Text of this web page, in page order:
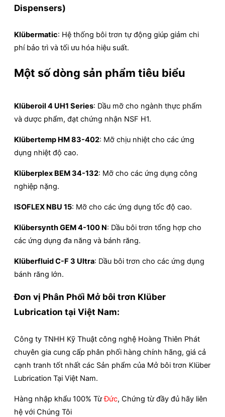
Dispensers)
Klübermatic: Hệ thống bôi trơn tự động giúp giảm chi
phí bảo trì và tối ưu hóa hiệu suất.
Một số dòng sản phẩm tiêu biểu
Klüberoil 4 UH1 Series: Dầu mỡ cho ngành thực phẩm
và dược phẩm, đạt chứng nhận NSF H1.
Klübertemp HM 83-402: Mỡ chịu nhiệt cho các ứng
dụng nhiệt độ cao.
Klüberplex BEM 34-132: Mỡ cho các ứng dụng công
nghiệp nặng.
ISOFLEX NBU 15: Mỡ cho các ứng dụng tốc độ cao.
Klübersynth GEM 4-100 N: Dầu bôi trơn tổng hợp cho
các ứng dụng đa năng và bánh răng.
Klüberfluid C-F 3 Ultra: Dầu bôi trơn cho các ứng dụng
bánh răng lớn.
Đơn vị Phân Phối Mở bôi trơn Klüber
Lubrication tại Việt Nam:
Công ty TNHH Kỹ Thuật công nghệ Hoàng Thiên Phát
chuyên gia cung cấp phân phối hàng chính hãng, giá cả
cạnh tranh tốt nhất các Sản phẩm của Mở bôi trơn Klüber
Lubrication Tại Việt Nam.
Hàng nhập khẩu 100% TừĐức, Chứng từ đầy đủ hãy liên
hệ với Chúng Tôi